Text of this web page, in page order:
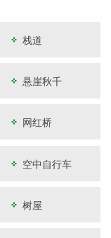
栈道
悬崖秋千
网红桥
空中自行车
树屋